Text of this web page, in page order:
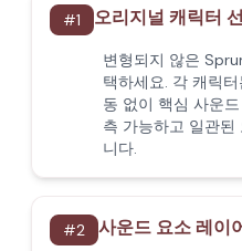
#1 오리지널 캐릭터
변형되지 않은
택하세요. 각 캐릭
동 없이 핵심 사운
측 가능하고 일관된
니다.
#2 사운드 요소 레이